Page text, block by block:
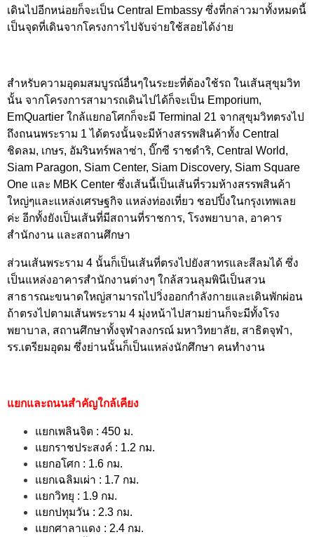
เดินไปอีกหน่อยก็จะเป็น Central Embassy ซึ่งที่กล่าวมาทั้งหมดนี้
เป็นจุดที่เดินจากโครงการไปจับจ่ายใช้สอยได้ง่าย
สำหรับความอุดมสมบูรณ์อื่นๆในระยะที่ต้องใช้รถ ในเส้นสุขุมวิท
นั้น จากโครงการสามารถเดินไปได้ก็จะเป็น Emporium,
EmQuartier ใกล้แยกอโศกก็จะมี Terminal 21 จากสุขุมวิทตรงไป
ถึงถนนพระราม 1 ได้ตรงนั้นจะมีห้างสรรพสินค้าทั้ง Central
ชิดลม, เกษร, อัมรินทร์พลาซ่า, บิ๊กซี ราชดำริ, Central World,
Siam Paragon, Siam Center, Siam Discovery, Siam Square
One และ MBK Center ซึ่งเส้นนี้เป็นเส้นที่รวมห้างสรรพสินค้า
ใหญ่ๆและแหล่งเศรษฐกิจ แหล่งท่องเที่ยว ชอปปิ้งในกรุงเทพเลย
ค่ะ อีกทั้งยังเป็นเส้นที่มีสถานที่ราชการ, โรงพยาบาล, อาคาร
สำนักงาน และสถานศึกษา
ส่วนเส้นพระราม 4 นั้นก็เป็นเส้นที่ตรงไปยังสาทรและสีลมได้ ซึ่ง
เป็นแหล่งอาคารสำนักงานต่างๆ ใกล้สวนลุมพินีเป็นสวน
สาธารณะขนาดใหญ่สามารถไปวิ่งออกกำลังกายและเดินพักผ่อน
ถ้าตรงไปตามเส้นพระราม 4 มุ่งหน้าไปสามย่านก็จะมีทั้งโรง
พยาบาล, สถานศึกษาทั้งจุฬาลงกรณ์ มหาวิทยาลัย, สาธิตจุฬา,
รร.เตรียมอุดม ซึ่งย่านนั้นก็เป็นแหล่งนักศึกษา คนทำงาน
แยกและถนนสำคัญใกล้เคียง
แยกเพลินจิต : 450 ม.
แยกราชประสงค์ : 1.2 กม.
แยกอโศก : 1.6 กม.
แยกเฉลิมเผ่า : 1.7 กม.
แยกวิทยุ : 1.9 กม.
แยกปทุมวัน : 2.3 กม.
แยกศาลาแดง : 2.4 กม.